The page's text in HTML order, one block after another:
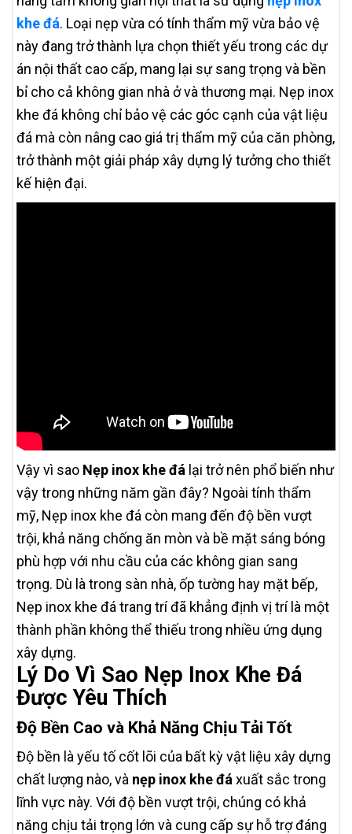
khe đá. Loại nẹp vừa có tính thẩm mỹ vừa bảo vệ
này đang trở thành lựa chọn thiết yếu trong các dự
án nội thất cao cấp, mang lại sự sang trọng và bền
bỉ cho cả không gian nhà ở và thương mại. Nẹp inox
khe đá không chỉ bảo vệ các góc cạnh của vật liệu
đá mà còn nâng cao giá trị thẩm mỹ của căn phòng,
trở thành một giải pháp xây dựng lý tưởng cho thiết
kế hiện đại.
Vậy vì sao Nẹp inox khe đá lại trở nên phổ biến như
vậy trong những năm gần đây? Ngoài tính thẩm
mỹ, Nẹp inox khe đá còn mang đến độ bền vượt
trội, khả năng chống ăn mòn và bề mặt sáng bóng
phù hợp với nhu cầu của các không gian sang
trọng. Dù là trong sàn nhà, ốp tường hay mặt bếp,
Nẹp inox khe đá trang trí đã khẳng định vị trí là một
thành phần không thể thiếu trong nhiều ứng dụng
xây dựng.
Lý Do Vì Sao Nẹp Inox Khe Đá
Được Yêu Thích
Độ Bền Cao và Khả Năng Chịu Tải Tốt
Độ bền là yếu tố cốt lõi của bất kỳ vật liệu xây dựng
chất lượng nào, và nẹp inox khe đá xuất sắc trong
lĩnh vực này. Với độ bền vượt trội, chúng có khả
năng chịu tải trọng lớn và cung cấp sự hỗ trợ đáng